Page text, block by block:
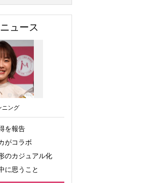
ュース
ニング
を報告
がコラボ
のカジュアル化
に思うこと